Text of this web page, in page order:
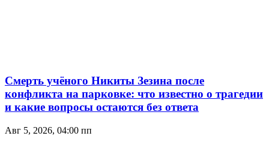
Смерть учёного Никиты Зезина после
конфликта на парковке: что известно о трагедии
и какие вопросы остаются без ответа
Авг 5, 2026, 04:00 пп